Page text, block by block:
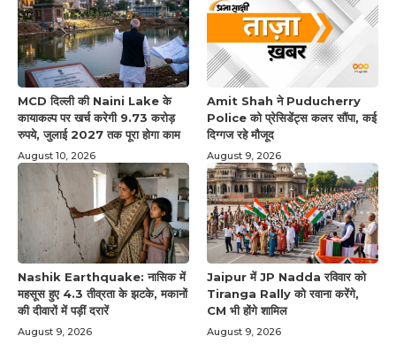
MCD दिल्ली की Naini Lake के
कायाकल्प पर खर्च करेगी 9.73 करोड़
रुपये, जुलाई 2027 तक पूरा होगा काम
August 10, 2026
Amit Shah ने Puducherry
Police को प्रेसिडेंट्स कलर सौंपा, कई
दिग्गज रहे मौजूद
August 9, 2026
Nashik Earthquake: नासिक में
महसूस हुए 4.3 तीव्रता के झटके, मकानों
की दीवारों में पड़ीं दरारें
August 9, 2026
Jaipur में JP Nadda रविवार को
Tiranga Rally को रवाना करेंगे,
CM भी होंगे शामिल
August 9, 2026